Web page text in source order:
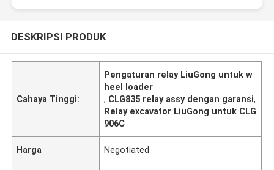
DESKRIPSI PRODUK
Cahaya Tinggi:
Pengaturan relay LiuGong untuk w
heel loader
, CLG835 relay assy dengan garansi,
Relay excavator LiuGong untuk CLG
906C
Harga Negotiated